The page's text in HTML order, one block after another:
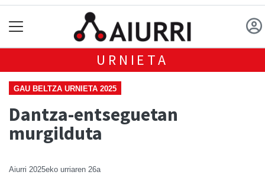
URNIETA
GAU BELTZA URNIETA 2025
Dantza-entseguetan
murgilduta
Aiurri 2025eko urriaren 26a